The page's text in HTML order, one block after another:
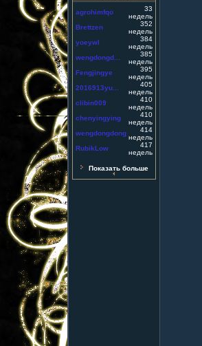
agrohimfqo
33
недель
Brettzen
352
недель
yoeywl
384
недель
wengdongd...
385
недель
Fengjingye
395
недель
2016913yu...
405
недель
clibin009
410
недель
chenyingying
410
недель
wengdongdong
414
недель
RubikLow
417
недель
Показать больше